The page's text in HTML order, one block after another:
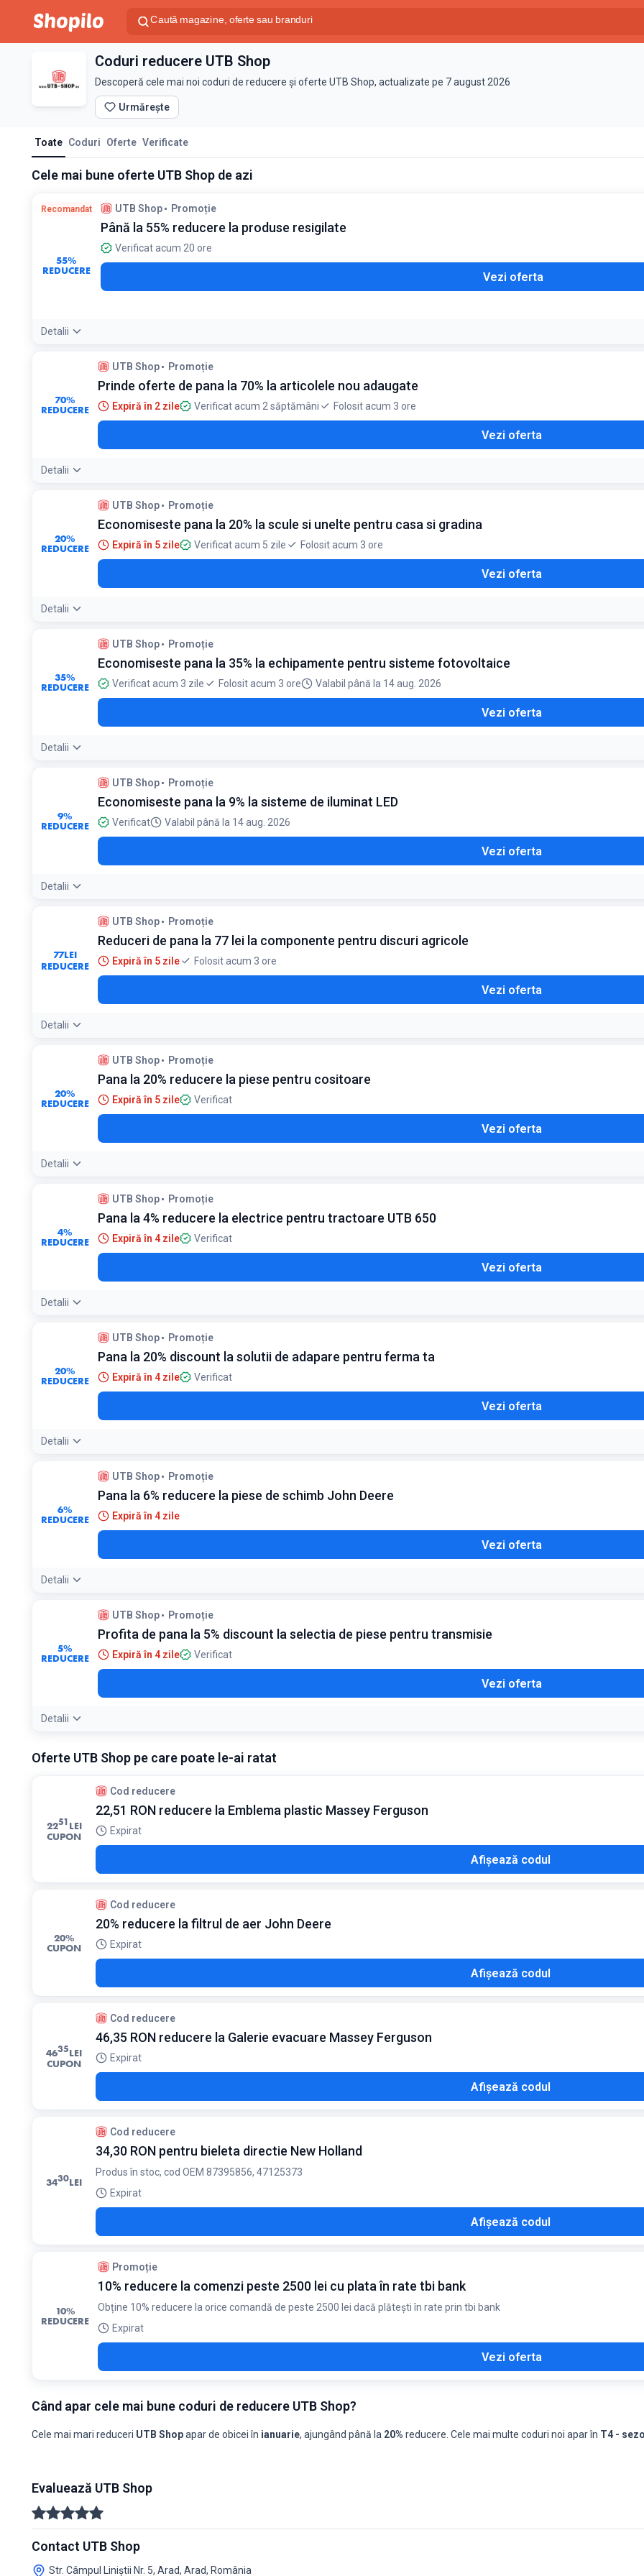
Coduri reducere UTB Shop
Descoperă cele mai noi coduri de reducere și oferte UTB Shop, actualizate pe 7 august 2026
Urmărește
Toate Coduri Oferte Verificate
Cele mai bune oferte UTB Shop de azi
Recomandat
55%
REDUCERE
UTB Shop Promoție
Până la 55% reducere la produse resigilate
Verificat acum 20 ore
Vezi oferta
Detalii
Detaliile ofertei: Produsele resigilate sunt complet funcționale și au doar mici defecte estetice sau de ambalaj cauzate de transport
Oferta valabilă în limita stocului disponibil pentru produsele din categoria Resigilate
70%
REDUCERE
UTB Shop Promoție
Prinde oferte de pana la 70% la articolele nou adaugate
Expiră în 2 zile Verificat acum 2 săptămâni Folosit acum 3 ore
Vezi oferta
Detalii
20%
REDUCERE
UTB Shop Promoție
Economiseste pana la 20% la scule si unelte pentru casa si gradina
Expiră în 5 zile Verificat acum 5 zile Folosit acum 3 ore
Vezi oferta
Detalii
35%
REDUCERE
UTB Shop Promoție
Economiseste pana la 35% la echipamente pentru sisteme fotovoltaice
Verificat acum 3 zile Folosit acum 3 ore Valabil până la 14 aug. 2026
Vezi oferta
Detalii
9%
REDUCERE
UTB Shop Promoție
Economiseste pana la 9% la sisteme de iluminat LED
Verificat Valabil până la 14 aug. 2026
Vezi oferta
Detalii
77LEI
REDUCERE
UTB Shop Promoție
Reduceri de pana la 77 lei la componente pentru discuri agricole
Expiră în 5 zile Folosit acum 3 ore
Vezi oferta
Detalii
20%
REDUCERE
UTB Shop Promoție
Pana la 20% reducere la piese pentru cositoare
Expiră în 5 zile Verificat
Vezi oferta
Detalii
4%
REDUCERE
UTB Shop Promoție
Pana la 4% reducere la electrice pentru tractoare UTB 650
Expiră în 4 zile Verificat
Vezi oferta
Detalii
20%
REDUCERE
UTB Shop Promoție
Pana la 20% discount la solutii de adapare pentru ferma ta
Expiră în 4 zile Verificat
Vezi oferta
Detalii
6%
REDUCERE
UTB Shop Promoție
Pana la 6% reducere la piese de schimb John Deere
Expiră în 4 zile
Vezi oferta
Detalii
5%
REDUCERE
UTB Shop Promoție
Profita de pana la 5% discount la selectia de piese pentru transmisie
Expiră în 4 zile Verificat
Vezi oferta
Detalii
Oferte UTB Shop pe care poate le-ai ratat
2251LEI
CUPON
Cod reducere
22,51 RON reducere la Emblema plastic Massey Ferguson
Expirat
Afișează codul
20%
CUPON
Cod reducere
20% reducere la filtrul de aer John Deere
Expirat
Afișează codul
4635LEI
CUPON
Cod reducere
46,35 RON reducere la Galerie evacuare Massey Ferguson
Expirat
Afișează codul
3430LEI
Cod reducere
34,30 RON pentru bieleta directie New Holland
Produs în stoc, cod OEM 87395856, 47125373
Expirat
Afișează codul
10%
REDUCERE
Promoție
10% reducere la comenzi peste 2500 lei cu plata în rate tbi bank
Obține 10% reducere la orice comandă de peste 2500 lei dacă plătești în rate prin tbi bank
Expirat
Vezi oferta
Când apar cele mai bune coduri de reducere UTB Shop?
Cele mai mari reduceri UTB Shopapar de obicei în ianuarie, ajungând până la 20% reducere. Cele mai multe coduri noi apar în T4 -
2025-080 -
2025-10 0
2025-113 14% 10% 0 0 BK76085
14% reducere la compresor clima AC
2025-12
-
2026-011 20%
2026-020 - -
Evaluează UTB Shop
Contact UTB Shop
Str. Câmpul Liniștii Nr. 5, Arad, Arad, România